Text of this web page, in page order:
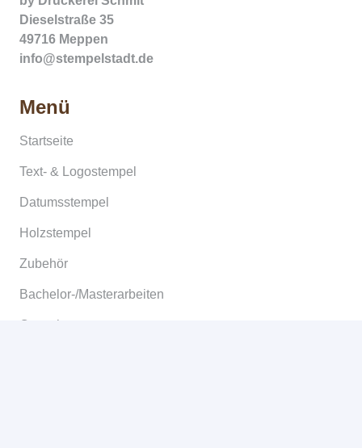
Dieselstraße 35
49716 Meppen
info@stempelstadt.de
Menü
Startseite
Text- & Logostempel
Datumsstempel
Holzstempel
Zubehör
Bachelor-/Masterarbeiten
Copyshop